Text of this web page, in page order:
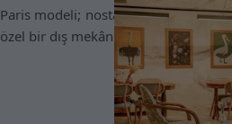
Paris modeli; nostaljik-modern çizgiyi
özel bir dış mekân sandalyesidir.